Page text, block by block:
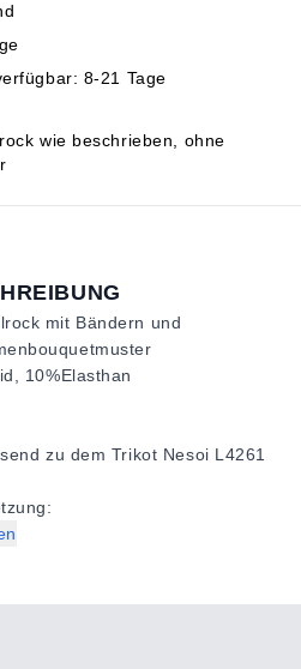
8-21 Tage
wie beschrieben, ohne
mit Bändern und
10%Elasthan
zu dem Trikot Nesoi L4261